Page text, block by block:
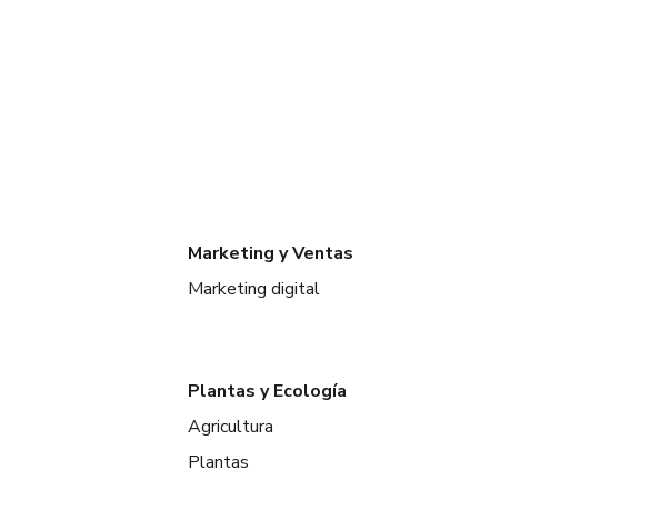
Marketing y Ventas
Marketing digital
Plantas y Ecología
Agricultura
Plantas